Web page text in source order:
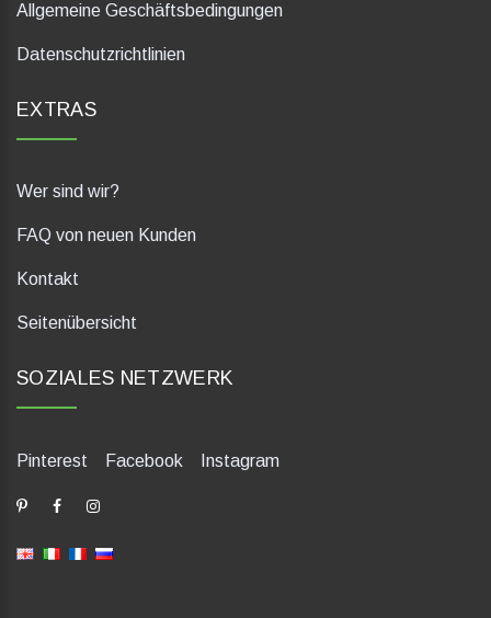
Allgemeine Geschäftsbedingungen
Datenschutzrichtlinien
EXTRAS
Wer sind wir?
FAQ von neuen Kunden
Kontakt
Seitenübersicht
SOZIALES NETZWERK
Pinterest Facebook Instagram